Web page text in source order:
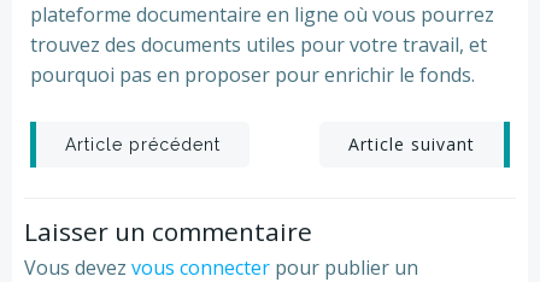
plateforme documentaire en ligne où vous pourrez
trouvez des documents utiles pour votre travail, et
pourquoi pas en proposer pour enrichir le fonds.
Post
navigation
Article précédent
Post
navigation
Article suivant
Laisser un commentaire
Vous devez vous connecter pour publier un